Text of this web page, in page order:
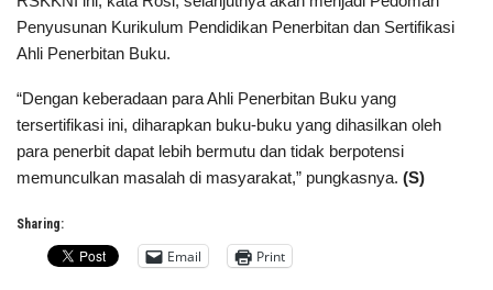
Penyusunan Kurikulum Pendidikan Penerbitan dan Sertifikasi
Ahli Penerbitan Buku.
“Dengan keberadaan para Ahli Penerbitan Buku yang
tersertifikasi ini, diharapkan buku-buku yang dihasilkan oleh
para penerbit dapat lebih bermutu dan tidak berpotensi
memunculkan masalah di masyarakat,” pungkasnya. (S)
Sharing:
Email Print